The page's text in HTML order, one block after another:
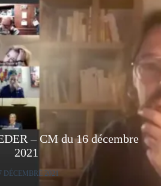
– CM du 16 décembre
2021
DÉCEMBRE 2021